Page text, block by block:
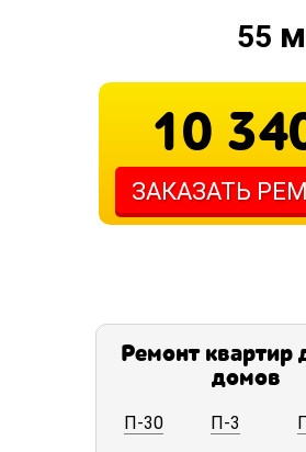
55 м
10
ЗАКАЗАТЬ
Ремонт квартир
домов
П-30 П-3